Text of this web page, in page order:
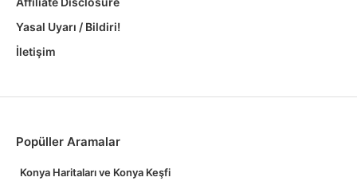
Yasal Uyarı / Bildiri!
İletişim
Popüller Aramalar
Konya Haritaları ve Konya Keşfi